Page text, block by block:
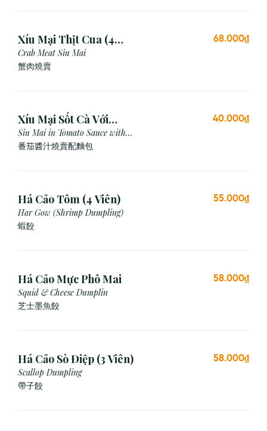
Xíu Mại Thịt Cua (4
Viên)
Crab Meat Siu Mai
蟹肉燒賣
68.000₫
Xíu Mại Sốt Cà Với
Bánh Mì (1 Viên)
Siu Mai in Tomato Sauce with
Bread
番茄醬汁燒賣配麵包
40.000₫
Há Cảo Tôm (4 Viên)
Har Gow (Shrimp Dumpling)
蝦餃
55.000₫
Há Cảo Mực Phô Mai
Squid & Cheese Dumplin
芝⼠墨⿂餃
58.000₫
Há Cảo Sò Điệp (3 Viên)
Scallop Dumpling
帶子餃
58.000₫